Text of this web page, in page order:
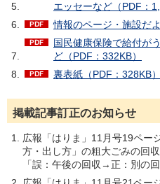
エッセーなど（PDF：
情報のページ・施設だ
国民健康保険で給付が
ど（PDF：332KB）
裏表紙（PDF：328KB）
掲載記事訂正のお知らせ
広報「はりま」11月号19ペー
方・出し方」の粗大ごみの回
「誤：午後の回収→正：別の回